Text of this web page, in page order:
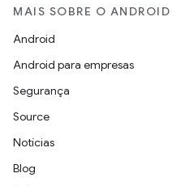
MAIS SOBRE O ANDROID
Android
Android para empresas
Segurança
Source
Notícias
Blog